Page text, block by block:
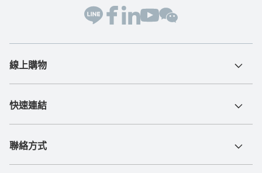
線上購物
快速連結
聯絡方式